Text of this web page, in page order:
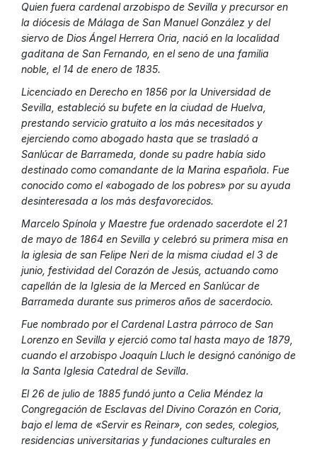
Quien fuera cardenal arzobispo de Sevilla y precursor en
la diócesis de Málaga de San Manuel González y del
siervo de Dios Ángel Herrera Oria, nació en la localidad
gaditana de San Fernando, en el seno de una familia
noble, el 14 de enero de 1835.
Licenciado en Derecho en 1856 por la Universidad de
Sevilla, estableció su bufete en la ciudad de Huelva,
prestando servicio gratuito a los más necesitados y
ejerciendo como abogado hasta que se trasladó a
Sanlúcar de Barrameda, donde su padre había sido
destinado como comandante de la Marina española. Fue
conocido como el «abogado de los pobres» por su ayuda
desinteresada a los más desfavorecidos.
Marcelo Spínola y Maestre fue ordenado sacerdote el 21
de mayo de 1864 en Sevilla y celebró su primera misa en
la iglesia de san Felipe Neri de la misma ciudad el 3 de
junio, festividad del Corazón de Jesús, actuando como
capellán de la Iglesia de la Merced en Sanlúcar de
Barrameda durante sus primeros años de sacerdocio.
Fue nombrado por el Cardenal Lastra párroco de San
Lorenzo en Sevilla y ejerció como tal hasta mayo de 1879,
cuando el arzobispo Joaquín Lluch le designó canónigo de
la Santa Iglesia Catedral de Sevilla.
El 26 de julio de 1885 fundó junto a Celia Méndez la
Congregación de Esclavas del Divino Corazón en Coria,
bajo el lema de «Servir es Reinar», con sedes, colegios,
residencias universitarias y fundaciones culturales en